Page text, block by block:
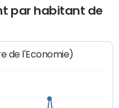
par habitant de
de l'Economie)